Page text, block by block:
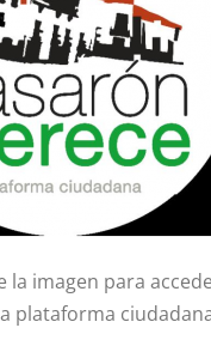
la imagen para
plataforma